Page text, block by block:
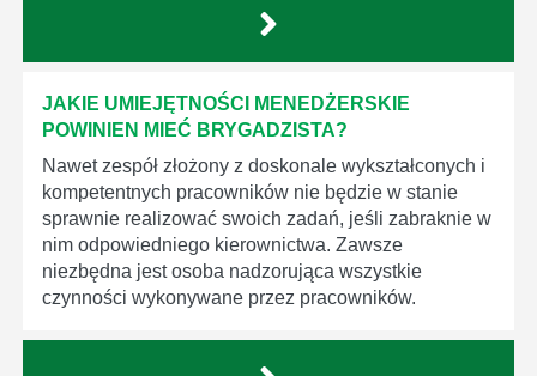
JAKIE UMIEJĘTNOŚCI MENEDŻERSKIE
POWINIEN MIEĆ BRYGADZISTA?
Nawet zespół złożony z doskonale wykształconych i
kompetentnych pracowników nie będzie w stanie
sprawnie realizować swoich zadań, jeśli zabraknie w
nim odpowiedniego kierownictwa. Zawsze
niezbędna jest osoba nadzorująca wszystkie
czynności wykonywane przez pracowników.